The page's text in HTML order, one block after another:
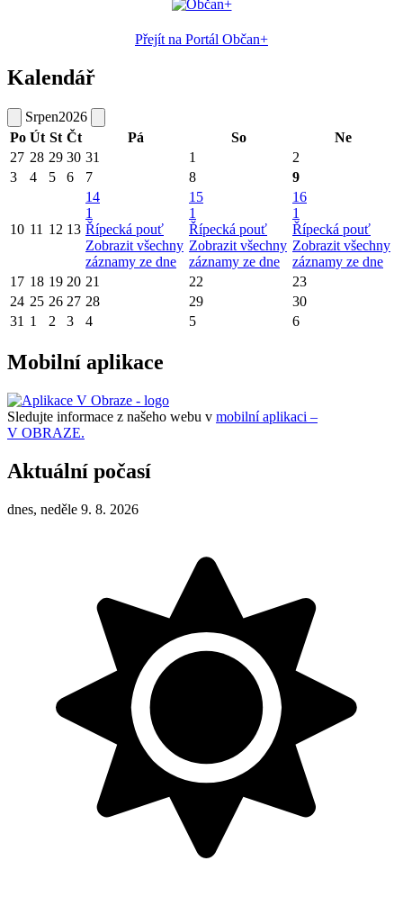
Přejít na Portál Občan+
Kalendář
Srpen2026
Po Út St Čt Pá So
Ne
27 28 29 30 31 1
2
3
4 5 6 7 8 9
10 11 12 13
14
1
Řípecká pouť
Zobrazit všechny
záznamy ze dne
15
1
Řípecká pouť
Zobrazit všechny
záznamy ze dne
16
1
Řípecká pouť
Zobrazit všechny
záznamy ze dne
17 18 19 20 21 22
23
24 25 26 27 28 29
30
31 1 2 3 4 5 6
Mobilní aplikace
Sledujte informace z našeho webu v mobilní aplikaci –
V OBRAZE.
Aktuální počasí
dnes, neděle 9. 8. 2026